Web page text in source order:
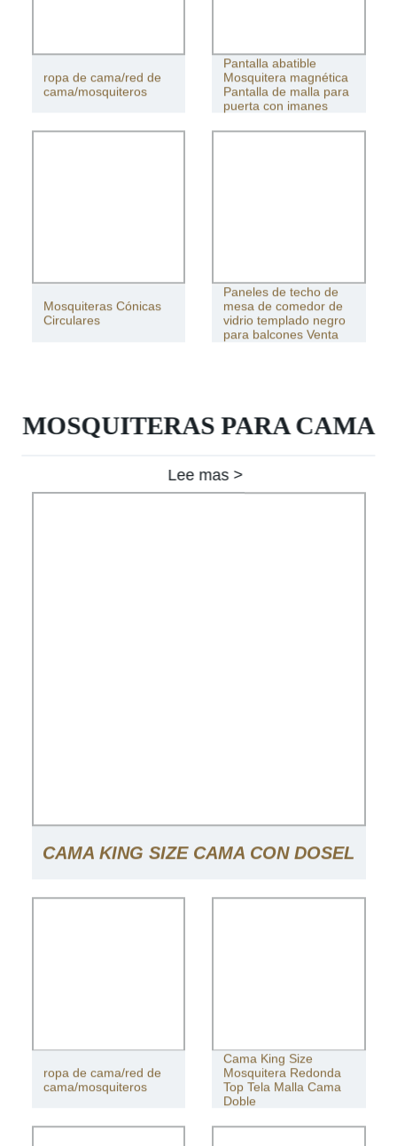
ropa de cama/red de
cama/mosquiteros
Pantalla abatible
Mosquitera magnética
Pantalla de malla para
puerta con imanes
Mosquiteras Cónicas
Circulares
Paneles de techo de
mesa de comedor de
vidrio templado negro
para balcones Venta
MOSQUITERAS PARA CAMA
Lee mas >
CAMA KING SIZE CAMA CON DOSEL
ropa de cama/red de
cama/mosquiteros
Cama King Size
Mosquitera Redonda
Top Tela Malla Cama
Doble